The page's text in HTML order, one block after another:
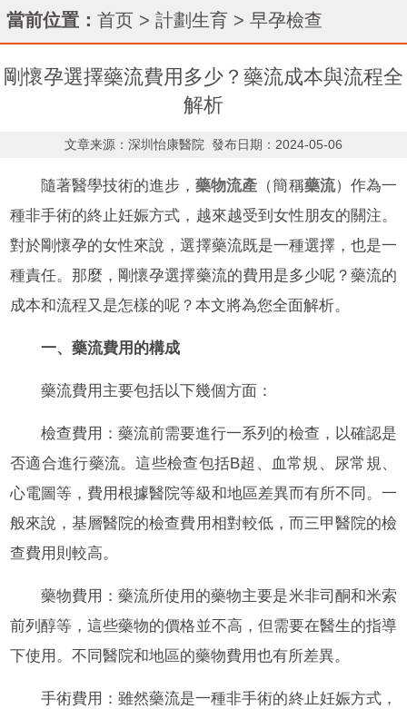
當前位置： 首页 > 計劃生育 > 早孕檢查
剛懷孕選擇藥流費用多少？藥流成本與流程全
解析
文章来源：深圳怡康醫院 發布日期：2024-05-06
隨著醫學技術的進步，藥物流產 （簡稱藥流）作為一
種非手術的終止妊娠方式，越來越受到女性朋友的關注。
對於剛懷孕的女性來說，選擇藥流既是一種選擇，也是一
種責任。那麼，剛懷孕選擇藥流的費用是多少呢？藥流的
成本和流程又是怎樣的呢？本文將為您全面解析。
一、藥流費用的構成
藥流費用主要包括以下幾個方面：
檢查費用：藥流前需要進行一系列的檢查，以確認是
否適合進行藥流。這些檢查包括B超、血常規、尿常規、
心電圖等，費用根據醫院等級和地區差異而有所不同。一
般來說，基層醫院的檢查費用相對較低，而三甲醫院的檢
查費用則較高。
藥物費用：藥流所使用的藥物主要是米非司酮和米索
前列醇等，這些藥物的價格並不高，但需要在醫生的指導
下使用。不同醫院和地區的藥物費用也有所差異。
手術費用：雖然藥流是一種非手術的終止妊娠方式，